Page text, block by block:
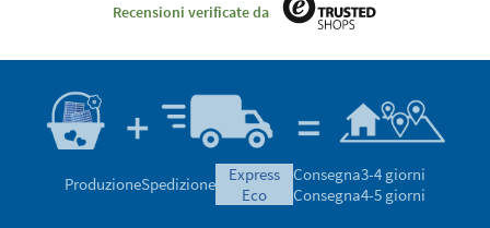
Recensioni verificate da
ProduzioneSpedizione
express
eco
Consegna3-4 giorni
Consegna4-5 giorni